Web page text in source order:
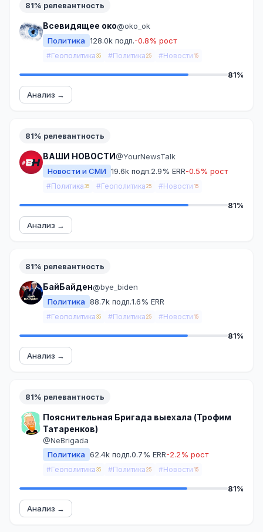
81% релевантность
Всевидящее око@oko_ok
Политика 128.0k подп.-0.8% рост
#Геополитика 35 #Политика 25 #Новости 15
81%
Анализ →
81% релевантность
ВАШИ НОВОСТИ@YourNewsTalk
Новости и СМИ 19.6k подп.2.9% ERR-0.5% рост
#Политика 35 #Геополитика 25 #Новости 15
81%
Анализ →
81% релевантность
БайБайден@bye_biden
Политика 88.7k подп.1.6% ERR
#Геополитика 35 #Политика 25 #Новости 15
81%
Анализ →
81% релевантность
Пояснительная Бригада выехала (Трофим
Татаренков)
@NeBrigada
Политика 62.4k подп.0.7% ERR-2.2% рост
#Геополитика 35 #Политика 25 #Новости 15
81%
Анализ →